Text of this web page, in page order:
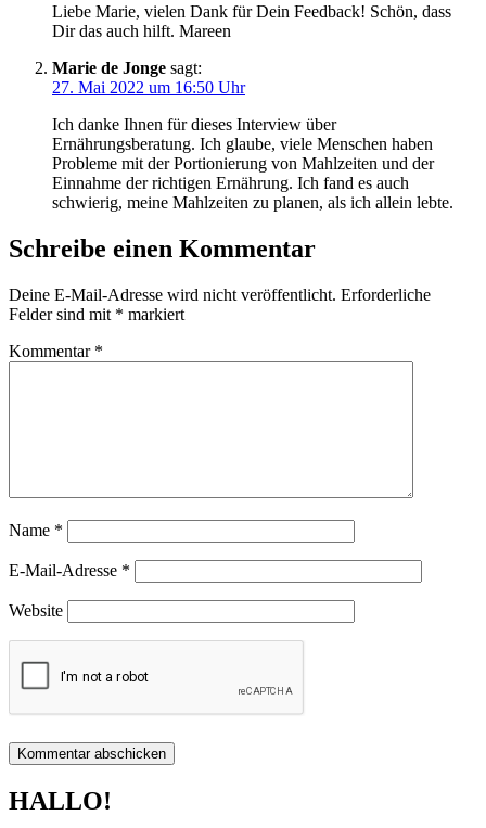
Liebe Marie, vielen Dank für Dein Feedback! Schön, dass
Dir das auch hilft. Mareen
Marie de Jonge sagt:
27. Mai 2022 um 16:50 Uhr
Ich danke Ihnen für dieses Interview über
Ernährungsberatung. Ich glaube, viele Menschen haben
Probleme mit der Portionierung von Mahlzeiten und der
Einnahme der richtigen Ernährung. Ich fand es auch
schwierig, meine Mahlzeiten zu planen, als ich allein lebte.
Schreibe einen Kommentar
Deine E-Mail-Adresse wird nicht veröffentlicht. Erforderliche
Felder sind mit * markiert
Kommentar *
Name *
E-Mail-Adresse *
Website
HALLO!